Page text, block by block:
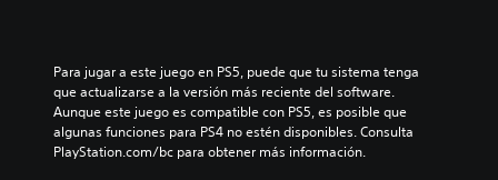
Para jugar a este juego en PS5, puede que tu sistema tenga
que actualizarse a la versión más reciente del software.
Aunque este juego es compatible con PS5, es posible que
algunas funciones para PS4 no estén disponibles. Consulta
PlayStation.com/bc para obtener más información.